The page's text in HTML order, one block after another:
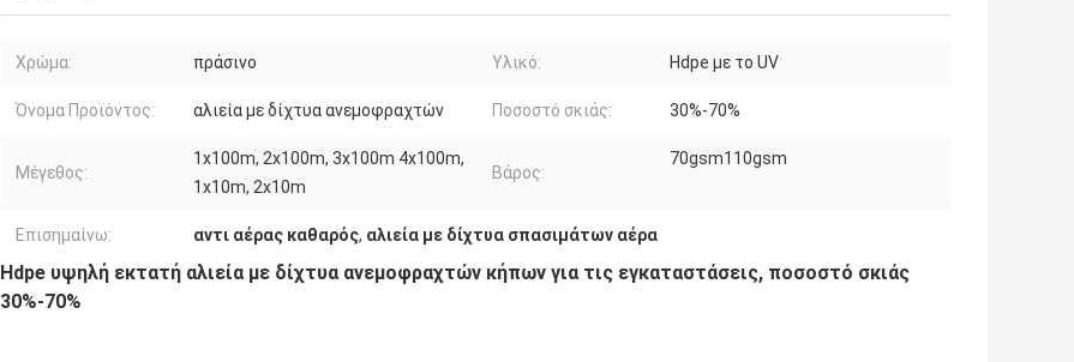
Χρώμα: πράσινο Υλικό: Hdpe με το UV
Όνομα Προϊόντος: αλιεία με δίχτυα ανεμοφραχτών Ποσοστό σκιάς: 30%-70%
Μέγεθος:
1x100m, 2x100m, 3x100m 4x100m,
1x10m, 2x10m
Βάρος:
70gsm110gsm
Επισημαίνω: αντι αέρας καθαρός, αλιεία με δίχτυα σπασιμάτων αέρα
Hdpe υψηλή εκτατή αλιεία με δίχτυα ανεμοφραχτών κήπων για τις εγκαταστάσεις, ποσοστό σκιάς
30%-70%